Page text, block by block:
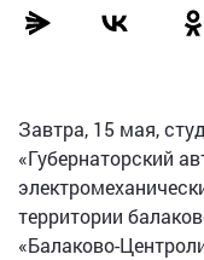
Завтра, 15 мая,
«Губернаторский
территории
«Балаково-